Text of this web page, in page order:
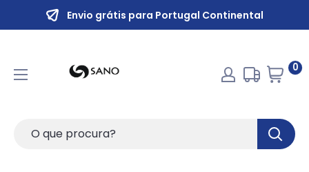
Envio grátis para Portugal Continental
0